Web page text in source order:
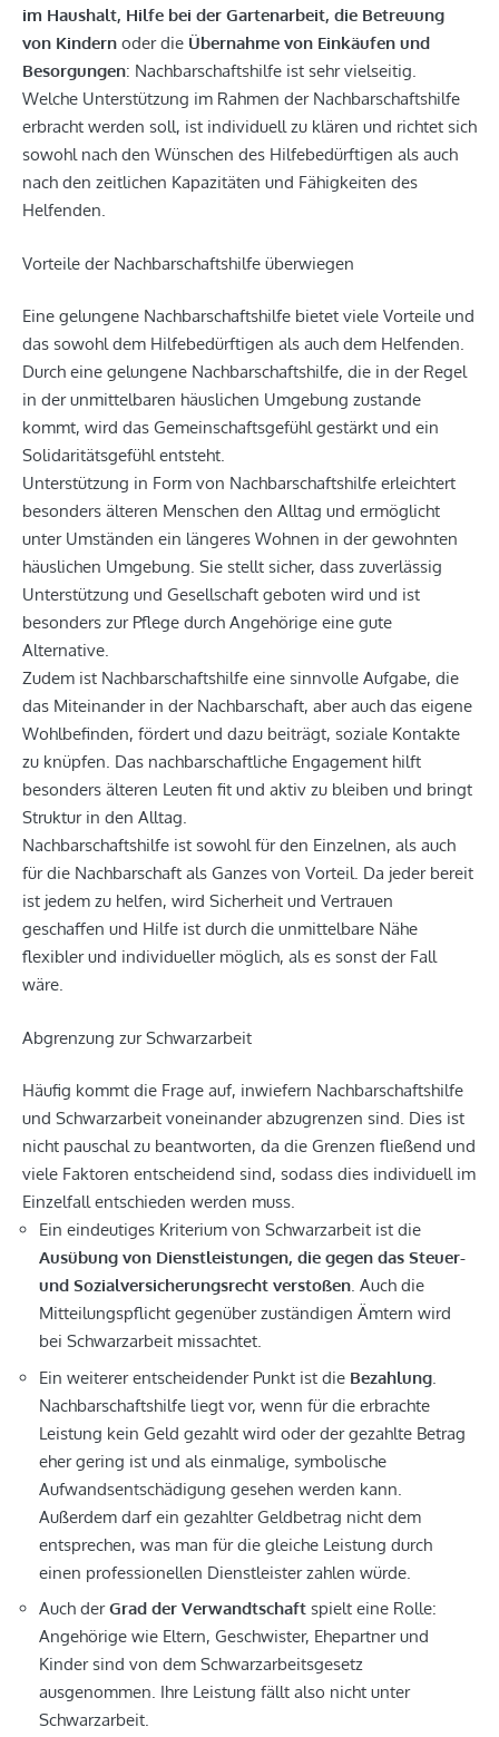
im Haushalt, Hilfe bei der Gartenarbeit, die Betreuung
von Kindern oder die Übernahme von Einkäufen und
Besorgungen: Nachbarschaftshilfe ist sehr vielseitig.
Welche Unterstützung im Rahmen der Nachbarschaftshilfe
erbracht werden soll, ist individuell zu klären und richtet sich
sowohl nach den Wünschen des Hilfebedürftigen als auch
nach den zeitlichen Kapazitäten und Fähigkeiten des
Helfenden.
Vorteile der Nachbarschaftshilfe überwiegen
Eine gelungene Nachbarschaftshilfe bietet viele Vorteile und
das sowohl dem Hilfebedürftigen als auch dem Helfenden.
Durch eine gelungene Nachbarschaftshilfe, die in der Regel
in der unmittelbaren häuslichen Umgebung zustande
kommt, wird das Gemeinschaftsgefühl gestärkt und ein
Solidaritätsgefühl entsteht.
Unterstützung in Form von Nachbarschaftshilfe erleichtert
besonders älteren Menschen den Alltag und ermöglicht
unter Umständen ein längeres Wohnen in der gewohnten
häuslichen Umgebung. Sie stellt sicher, dass zuverlässig
Unterstützung und Gesellschaft geboten wird und ist
besonders zur Pflege durch Angehörige eine gute
Alternative.
Zudem ist Nachbarschaftshilfe eine sinnvolle Aufgabe, die
das Miteinander in der Nachbarschaft, aber auch das eigene
Wohlbefinden, fördert und dazu beiträgt, soziale Kontakte
zu knüpfen. Das nachbarschaftliche Engagement hilft
besonders älteren Leuten fit und aktiv zu bleiben und bringt
Struktur in den Alltag.
Nachbarschaftshilfe ist sowohl für den Einzelnen, als auch
für die Nachbarschaft als Ganzes von Vorteil. Da jeder bereit
ist jedem zu helfen, wird Sicherheit und Vertrauen
geschaffen und Hilfe ist durch die unmittelbare Nähe
flexibler und individueller möglich, als es sonst der Fall
wäre.
Abgrenzung zur Schwarzarbeit
Häufig kommt die Frage auf, inwiefern Nachbarschaftshilfe
und Schwarzarbeit voneinander abzugrenzen sind. Dies ist
nicht pauschal zu beantworten, da die Grenzen fließend und
viele Faktoren entscheidend sind, sodass dies individuell im
Einzelfall entschieden werden muss.
Ein eindeutiges Kriterium von Schwarzarbeit ist die
Ausübung von Dienstleistungen, die gegen das Steuer-
und Sozialversicherungsrecht verstoßen. Auch die
Mitteilungspflicht gegenüber zuständigen Ämtern wird
bei Schwarzarbeit missachtet.
Ein weiterer entscheidender Punkt ist die Bezahlung
Nachbarschaftshilfe liegt vor, wenn für die erbrachte
Leistung kein Geld gezahlt wird oder der gezahlte Betrag
eher gering ist und als einmalige, symbolische
Aufwandsentschädigung gesehen werden kann.
Außerdem darf ein gezahlter Geldbetrag nicht dem
entsprechen, was man für die gleiche Leistung durch
einen professionellen Dienstleister zahlen würde.
Auch derGrad der Verwandtschaft spielt eine Rolle:
Angehörige wie Eltern, Geschwister, Ehepartner und
Kinder sind von dem Schwarzarbeitsgesetz
ausgenommen. Ihre Leistung fällt also nicht unter
Schwarzarbeit.